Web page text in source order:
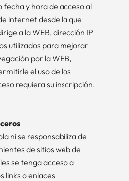
fecha y hora de acceso al
internet desde la que
a la WEB, dirección IP
utilizados para mejorar
por la WEB,
el uso de los
requiera su inscripción.
ni se responsabiliza de
de sitios web de
se tenga acceso a
links o enlaces